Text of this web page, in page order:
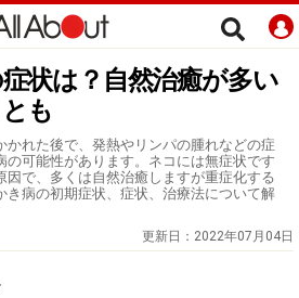
状は？自然治癒が多い
も
かれた後で、発熱やリンパの腫れなどの症
の可能性があります。ネコには無症状です
因で、多くは自然治癒しますが重症化する
き病の初期症状、症状、治療法について解
更新日： 2022年07月04日